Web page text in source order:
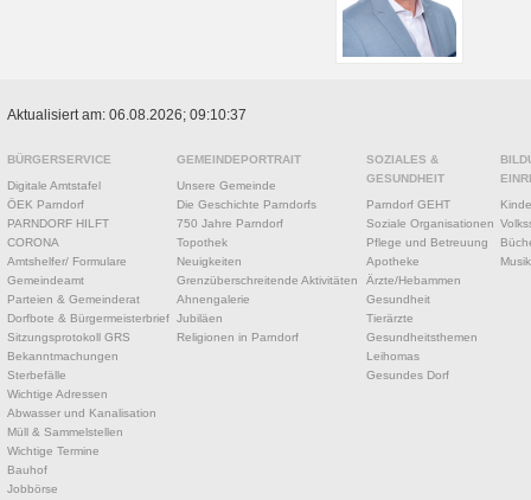
Aktualisiert am: 06.08.2026; 09:10:37
BÜRGERSERVICE
Digitale Amtstafel
ÖEK Parndorf
PARNDORF HILFT
CORONA
Amtshelfer/ Formulare
Gemeindeamt
Parteien & Gemeinderat
Dorfbote & Bürgermeisterbrief
Sitzungsprotokoll GRS
Bekanntmachungen
Sterbefälle
Wichtige Adressen
Abwasser und Kanalisation
Müll & Sammelstellen
Wichtige Termine
Bauhof
Jobbörse
GEMEINDEPORTRAIT
Unsere Gemeinde
Die Geschichte Parndorfs
750 Jahre Parndorf
Topothek
Neuigkeiten
Grenzüberschreitende Aktivitäten
Ahnengalerie
Jubiläen
Religionen in Parndorf
SOZIALES &
GESUNDHEIT
Parndorf GEHT
Soziale Organisationen
Pflege und Betreuung
Apotheke
Ärzte/Hebammen
Gesundheit
Tierärzte
Gesundheitsthemen
Leihomas
Gesundes Dorf